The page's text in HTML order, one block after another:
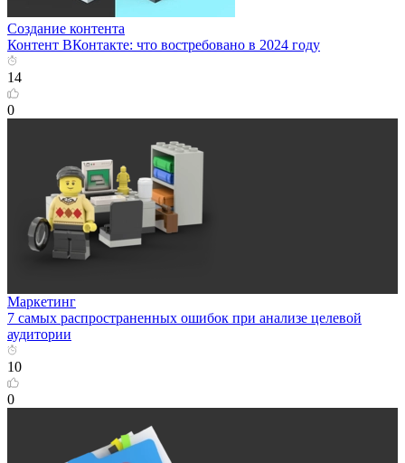
Создание контента
Контент ВКонтакте: что востребовано в 2024 году
14
0
Маркетинг
7 самых распространенных ошибок при анализе целевой
аудитории
10
0